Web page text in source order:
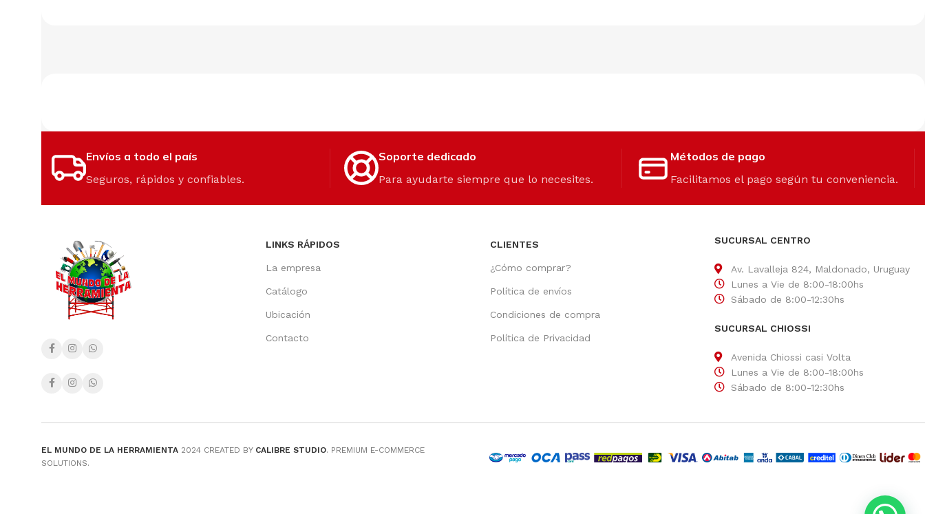
Envíos a todo el país
Seguros, rápidos y confiables.
Soporte dedicado
Para ayudarte siempre que lo necesites.
Métodos de pago
Facilitamos el pago según tu conveniencia.
LINKS RÁPIDOS
La empresa
Catálogo
Ubicación
Contacto
CLIENTES
¿Cómo comprar?
Política de envíos
Condiciones de compra
Política de Privacidad
SUCURSAL CENTRO
Av. Lavalleja 824, Maldonado, Uruguay
Lunes a Vie de 8:00-18:00hs
Sábado de 8:00-12:30hs
SUCURSAL CHIOSSI
Avenida Chiossi casi Volta
Lunes a Vie de 8:00-18:00hs
Sábado de 8:00-12:30hs
EL MUNDO DE LA HERRAMIENTA 2024 CREATED BY CALIBRE STUDIO. PREMIUM E-COMMERCE
SOLUTIONS.